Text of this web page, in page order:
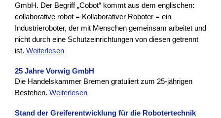
GmbH. Der Begriff „Cobot“ kommt aus dem englischen:
collaborative robot = Kollaborativer Roboter = ein
Industrieroboter, der mit Menschen gemeinsam arbeitet und
nicht durch eine Schutzeinrichtungen von diesen getrennt
ist. Weiterlesen
25 Jahre Vorwig GmbH
Die Handelskammer Bremen gratuliert zum 25-jährigen
Bestehen. Weiterlesen
Stand der Greiferentwicklung für die Robotertechnik